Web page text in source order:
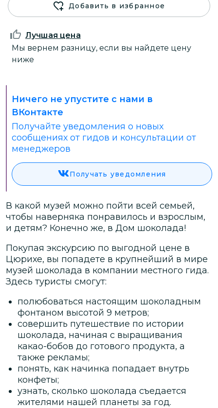
Добавить в избранное
Лучшая цена
Мы вернем разницу, если вы найдете цену
ниже
Ничего не упустите с нами в
ВКонтакте
Получайте уведомления о новых
сообщениях от гидов и консультации от
менеджеров
Получать уведомления
В какой музей можно пойти всей семьей,
чтобы наверняка понравилось и взрослым,
и детям? Конечно же, в Дом шоколада!
Покупая экскурсию по выгодной цене в
Цюрихе, вы попадете в крупнейший в мире
музей шоколада в компании местного гида.
Здесь туристы смогут:
полюбоваться настоящим шоколадным
фонтаном высотой 9 метров;
совершить путешествие по истории
шоколада, начиная с выращивания
какао-бобов до готового продукта, а
также рекламы;
понять, как начинка попадает внутрь
конфеты;
узнать, сколько шоколада съедается
жителями нашей планеты за год.